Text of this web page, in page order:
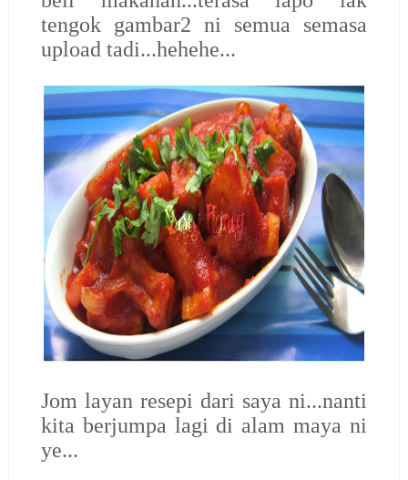
tengok gambar2 ni semua semasa
upload tadi...hehehe...
Jom layan resepi dari saya ni...nanti
kita berjumpa lagi di alam maya ni
ye...